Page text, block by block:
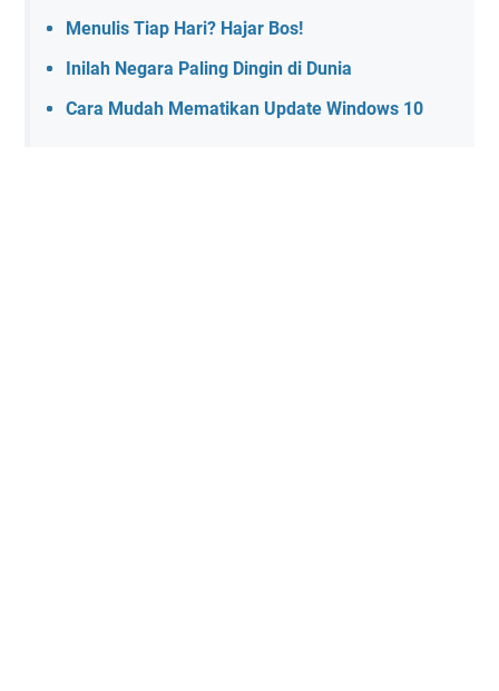
Menulis Tiap Hari? Hajar Bos!
Inilah Negara Paling Dingin di Dunia
Cara Mudah Mematikan Update Windows 10